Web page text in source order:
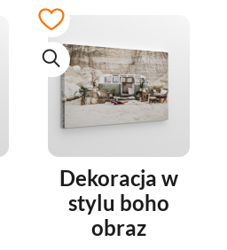
Dekoracja w
stylu boho
obraz